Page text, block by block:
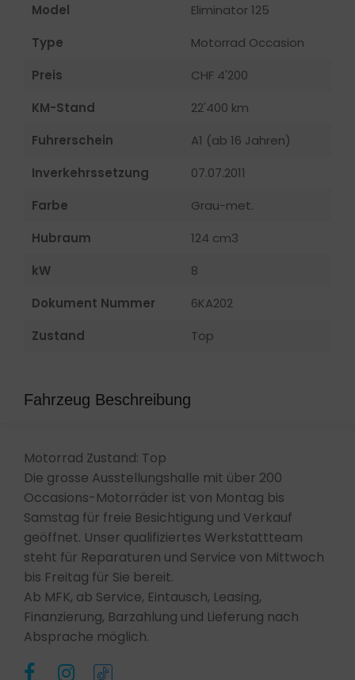
Model
Eliminator 125
Type
Motorrad Occasion
Preis
CHF 4'200
KM-Stand
22'400 km
Fuhrerschein
A1 (ab 16 Jahren)
Inverkehrssetzung
07.07.2011
Farbe
Grau-met.
Hubraum
124 cm3
kW
8
Dokument Nummer
6KA202
Zustand
Top
Fahrzeug Beschreibung
Motorrad Zustand: Top
Die grosse Ausstellungshalle mit über 200
Occasions-Motorräder ist von Montag bis
Samstag für freie Besichtigung und Verkauf
geöffnet. Unser qualifiziertes Werkstattteam
steht für Reparaturen und Service von Mittwoch
bis Freitag für Sie bereit.
Ab MFK, ab Service, Eintausch, Leasing,
Finanzierung, Barzahlung und Lieferung nach
Absprache möglich.